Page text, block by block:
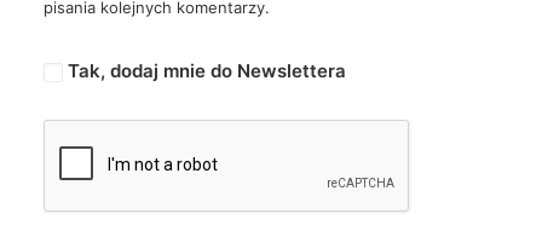
pisania kolejnych komentarzy.
Tak, dodaj mnie do Newslettera